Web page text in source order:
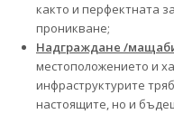
както и перфектната
проникване;
Надграждане /
местоположението и
инфраструктурите
настоящите, но и